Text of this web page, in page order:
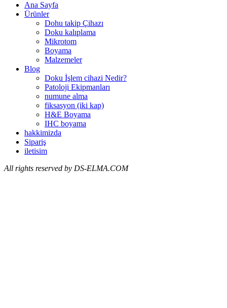
Ana Sayfa
Ürünler
Dohu takip Çihazı
Doku kalıplama
Mikrotom
Boyama
Malzemeler
Blog
Doku İşlem cihazi Nedir?
Patoloji Ekipmanları
numune alma
fiksasyon (iki kap)
H&E Boyama
IHC boyama
hakkimizda
Sipariş
iletisim
All rights reserved by DS-ELMA.COM